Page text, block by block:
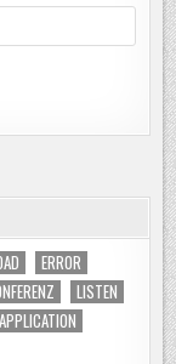
ERROR
LISTEN